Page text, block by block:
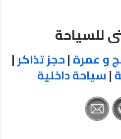
للسياحة
و عمرة|حجز تذاكر|
|سياحة داخلية